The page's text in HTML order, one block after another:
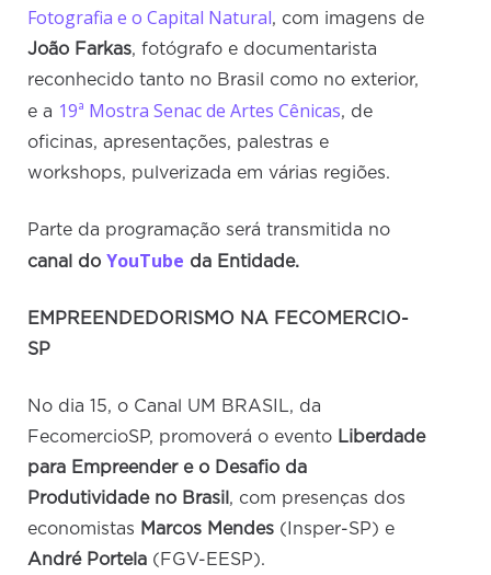
Fotografia e o Capital Natural, com imagens de
João Farkas, fotógrafo e documentarista
reconhecido tanto no Brasil como no exterior,
e a 19ª Mostra Senac de Artes Cênicas, de
oficinas, apresentações, palestras e
workshops, pulverizada em várias regiões.
Parte da programação será transmitida no
canal do YouTube da Entidade.
EMPREENDEDORISMO NA FECOMERCIO-
SP
No dia 15, o Canal UM BRASIL, da
FecomercioSP, promoverá o evento Liberdade
para Empreender e o Desafio da
Produtividade no Brasil , com presenças dos
economistas Marcos Mendes (Insper-SP) e
André Portela (FGV-EESP).